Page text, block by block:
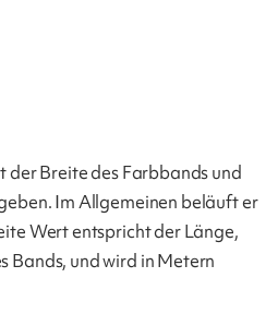
der Breite des Farbbands und
Im Allgemeinen beläuft er
Wert entspricht der Länge,
Bands, und wird in Metern